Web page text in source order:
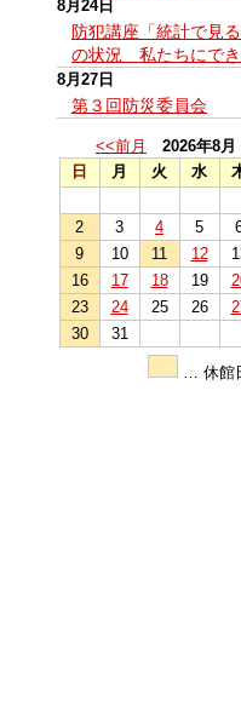
8月24日
防犯講座「統計で見
の状況 私たちにで
8月27日
第３回防災委員会
<<前月 2026年8月
日
月 火 水
2
3 4 5
9
10 11 12
16
17 18 19
23
24 25 26
30
31
… 休館